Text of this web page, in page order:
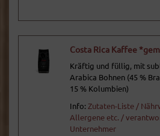
Costa Rica Kaffee
Kräftig und füllig, mit
Arabica Bohnen (45 %
15 % Kolumbien)
Info: Zutaten-Liste /
Allergene etc. /
Unternehmer